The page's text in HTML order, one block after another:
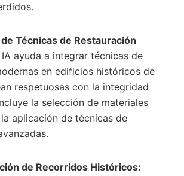
Técnicas de Restauración
IA ayuda a integrar técnicas de
en edificios históricos de
respetuosas con la integridad
la selección de materiales
aplicación de técnicas de
de Recorridos Históricos: